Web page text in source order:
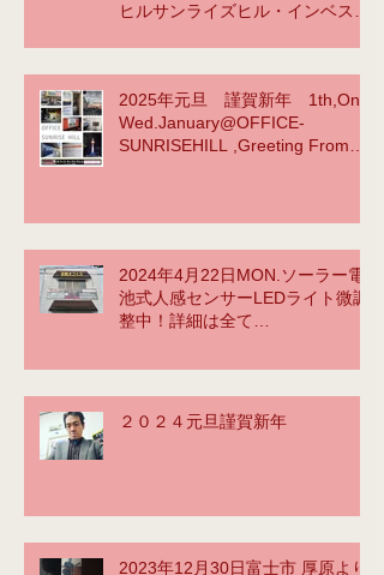
ヒルサンライズヒル・インベスト
ら???
https://www.youtube.com/watch?
v=vlFgg7sgG3E
2025年元旦 謹賀新年 1th,On
Wed.January@OFFICE-
SUNRISEHILL ,Greeting From
2024年4月22日MON.ソーラー電
池式人感センサーLEDライト微調
整中！詳細は全て
sunrisehill.com/
２０２４元旦謹賀新年
2023年12月30日富士市 厚原より